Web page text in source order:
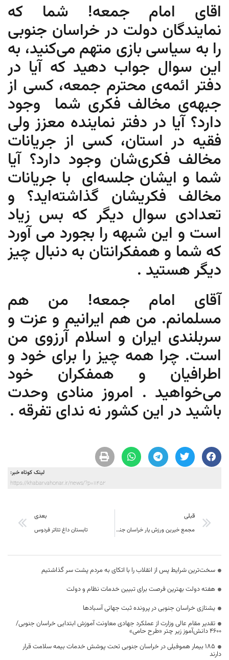
اقای امام جمعه! شما که
نمایندگان دولت در خراسان جنوبی
را به سیاسی بازی متهم می‌‌کنید، به
این سوال جواب دهید که آیا در
دفتر ائمه‌ی محترم جمعه، کسی از
جبهه‌ی مخالف فکری شما وجود
دارد؟ آیا در دفتر نماینده معزز ولی
فقیه در استان، کسی از جریانات
مخالف فکری‌شان وجود دارد؟ آیا
شما و ایشان جلسه‌ای با جریانات
مخالف فکریشان گذاشته‌اید؟ و
تعدادی سوال دیگر که بس زیاد
است و این شبهه را بجورد می آورد
که شما و همفکرانتان به دنبال چیز
دیگر هستید .
آقای امام جمعه! من هم
مسلمانم. من هم ایرانیم و عزت و
سربلندی ایران و اسلام آرزوی من
است. چرا همه چیز را برای خود و
اطرافیان و همفکران خود
می‌خواهید . امروز منادی وحدت
باشید در این کشور نه ندای تفرقه .
لینک کوتاه خبر:
https://khabarvahonar.ir/news/?p=11452
قبلی
مجمع خیرین ورزش یار خراسان جنوبی نگاه نو در عرصه ی کارهای خدا پسندانه در راه نشاط و سلامت جامعه
بعدی
تابستان داغ تئاتر فردوس
سخت‌ترین شرایط پس از انقلاب را با اتکای به مردم پشت سر گذاشتیم
هفته دولت بهترین فرصت برای تبیین خدمات نظام و دولت
یشتازی خراسان جنوبی در پرونده ثبت جهانی آسبادها
تقدیر مقام عالی وزارت از عملکرد جهادی معاونت آموزش ابتدایی خراسان جنوبی/
۴۶۰۰ دانش‌آموز زیر چتر «طرح حامی»
۱۸۵ بیمار هموفیلی در خراسان جنوبی تحت پوشش خدمات بیمه سلامت قرار
دارند